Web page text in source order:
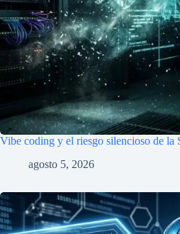
Vibe coding y el riesgo silencioso de la
agosto 5, 2026